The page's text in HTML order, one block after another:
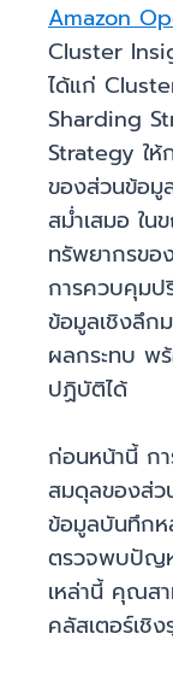
Amazon
Cluster
ได้แก่
Sharding
Strategy ให้
ของส่วนข้อมู
สม่ำเสมอ ใ
ทรัพยากรขอ
การควบคุมป
ข้อมูลเชิงลึก
ผลกระทบ พร้
ปฏิบัติได้
ก่อนหน้านี้ ก
สมดุลของส่ว
ข้อมูลบันทึกห
ตรวจพบปัญห
เหล่านี้ คุณส
คลัสเตอร์เชิ